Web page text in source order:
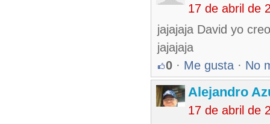
17 de abril de
jajajaja David yo
jajajaja
0 · Me gusta · No
Alejandro
17 de abril de